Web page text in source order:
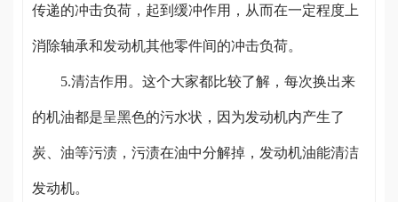
传递的冲击负荷，起到缓冲作用，从而在一定程度上
消除轴承和发动机其他零件间的冲击负荷。
5.清洁作用。这个大家都比较了解，每次换出来
的机油都是呈黑色的污水状，因为发动机内产生了
炭、油等污渍，污渍在油中分解掉，发动机油能清洁
发动机。